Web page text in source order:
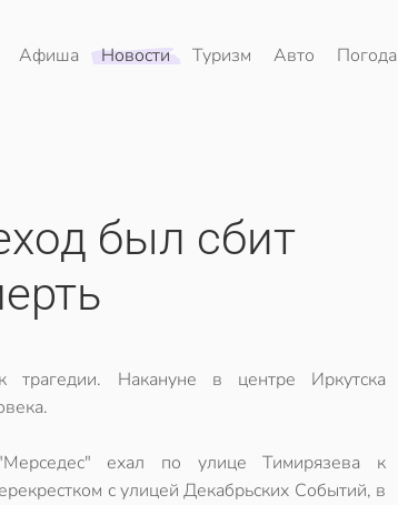
Афиша Новости Туризм Авто Погода
был сбит
трагедии. Накануне в центре Иркутска
ехал по улице Тимирязева к
с улицей Декабрьских Событий, в